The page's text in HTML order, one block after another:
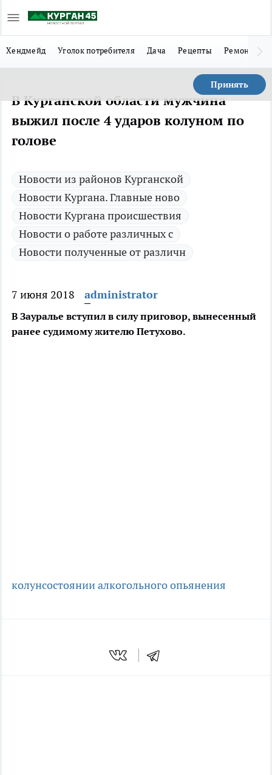
Хендмейд Уголок потребителя Дача Рецепты Ремонт
Принять
В Курганской области мужчина
выжил после 4 ударов колуном по
голове
Новости из районов Курганской
Новости Кургана. Главные ново
Новости Кургана происшествия
Новости о работе различных с
Новости полученные от различн
7 июня 2018 administrator
В Зауралье вступил в силу приговор, вынесенный
ранее судимому жителю Петухово.
колунсостоянии алкогольного опьянения